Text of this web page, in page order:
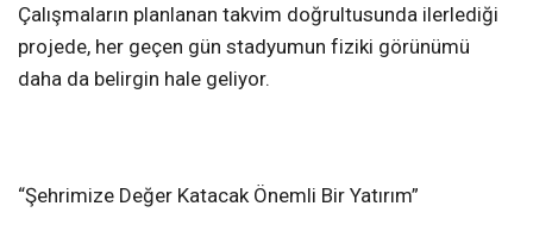
Çalışmaların planlanan takvim doğrultusunda ilerlediği
projede, her geçen gün stadyumun fiziki görünümü
daha da belirgin hale geliyor.
“Şehrimize Değer Katacak Önemli Bir Yatırım”